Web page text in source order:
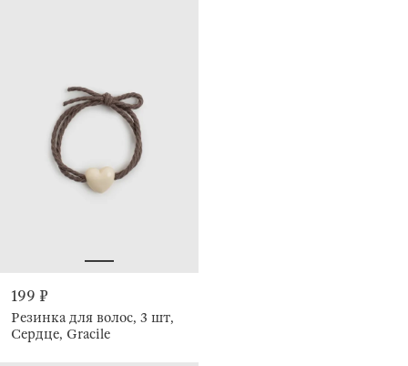
199 ₽
Резинка для волос, 3 шт,
Сердце, Gracile